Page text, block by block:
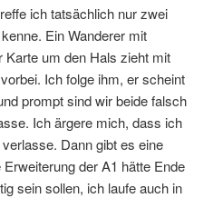
ich tatsächlich nur zwei
Ein Wanderer mit
Karte um den Hals zieht mit
Ich folge ihm, er scheint
prompt sind wir beide falsch
Ich ärgere mich, dass ich
Dann gibt es eine
der A1 hätte Ende
sein sollen, ich laufe auch in